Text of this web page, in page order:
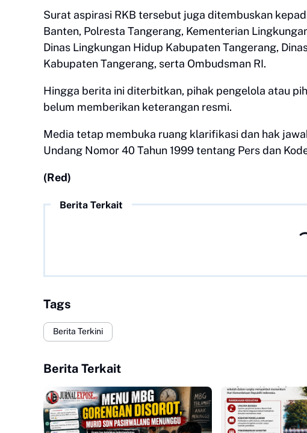
Surat aspirasi RKB tersebut juga ditembuskan
Banten, Polresta Tangerang, Kementerian
Dinas Lingkungan Hidup Kabupaten Tangerang,
Kabupaten Tangerang, serta Ombudsman RI.
Hingga berita ini diterbitkan, pihak pengelola atau
belum memberikan keterangan resmi.
Media tetap membuka ruang klarifikasi dan hak
Undang Nomor 40 Tahun 1999 tentang Pers dan
(Red)
Berita Terkait
Tags
Berita Terkini
Berita Terkait